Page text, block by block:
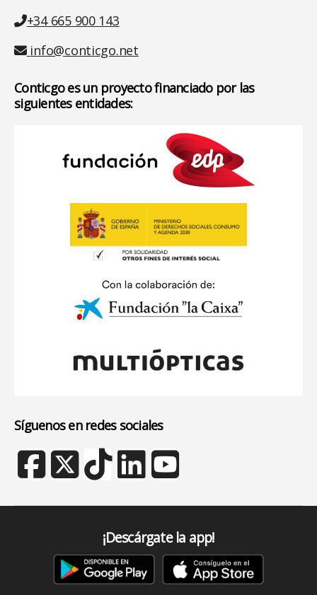
Teléfono
+34 665 900 143
Email
info@conticgo.net
Conticgo es un proyecto financiado por las
siguientes entidades:
Síguenos en redes sociales
¡Descárgate la app!